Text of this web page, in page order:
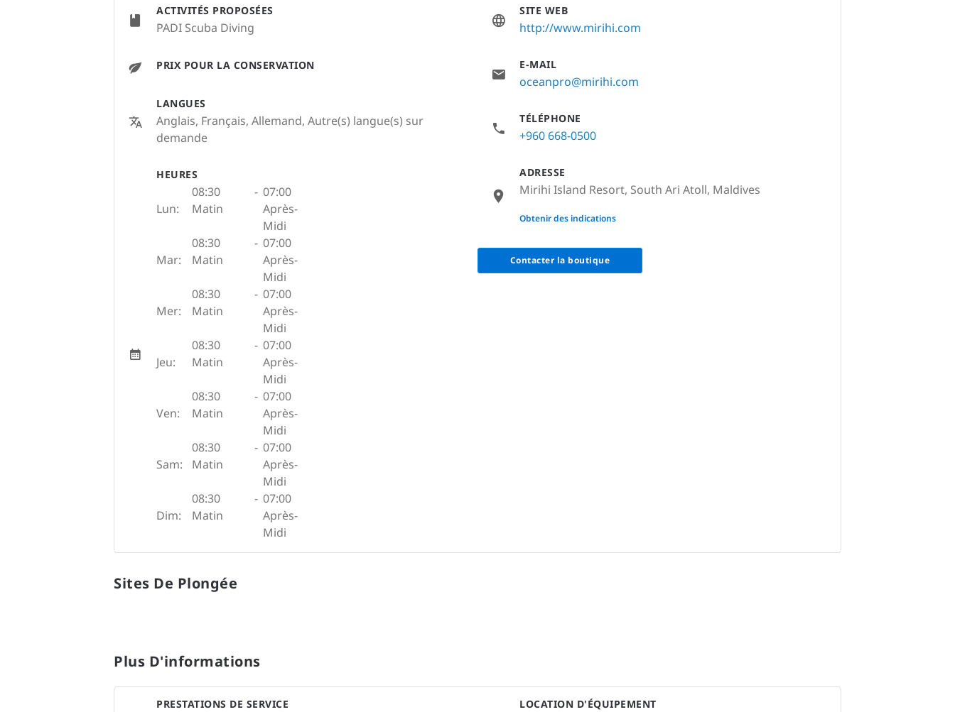
ACTIVITÉS PROPOSÉES
PADI Scuba Diving
PRIX POUR LA CONSERVATION
LANGUES
Anglais, Français, Allemand, Autre(s) langue(s) sur
demande
HEURES
Lun:
08:30
Matin
- 07:00
Après-
Midi
Mar:
08:30
Matin
- 07:00
Après-
Midi
Mer:
08:30
Matin
- 07:00
Après-
Midi
Jeu:
08:30
Matin
- 07:00
Après-
Midi
Ven:
08:30
Matin
- 07:00
Après-
Midi
Sam:
08:30
Matin
- 07:00
Après-
Midi
Dim:
08:30
Matin
- 07:00
Après-
Midi
SITE WEB
http://www.mirihi.com
E-MAIL
oceanpro@mirihi.com
TÉLÉPHONE
+960 668-0500
ADRESSE
Mirihi Island Resort, South Ari Atoll, Maldives
None
Obtenir des indications
Contacter la boutique
Sites De Plongée
Plus D'informations
PRESTATIONS DE SERVICE LOCATION D'ÉQUIPEMENT